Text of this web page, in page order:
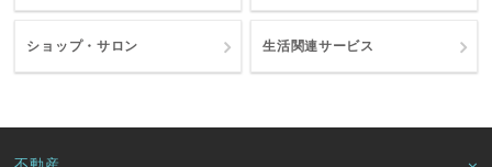
ショップ・サロン 生活関連サービス